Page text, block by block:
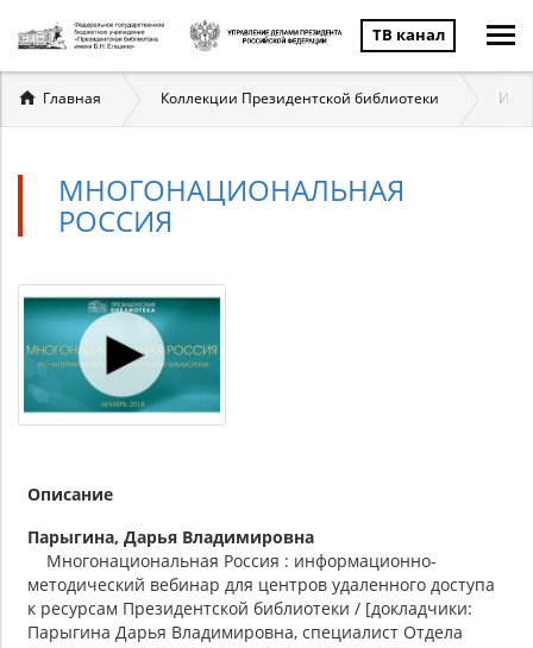
ТВ канал
Вы
здесь
Главная Коллекции Президентской библиотеки
МНОГОНАЦИОНАЛЬНАЯ
РОССИЯ
Описание
Парыгина, Дарья Владимировна
Многонациональная Россия : информационно-
методический вебинар для центров удаленного доступа
к ресурсам Президентской библиотеки / [докладчики:
Парыгина Дарья Владимировна, специалист Отдела